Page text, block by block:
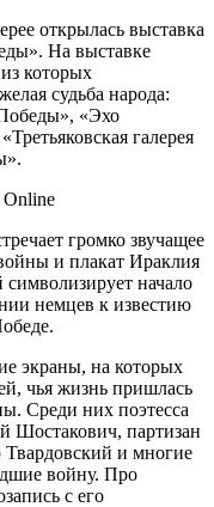
открылась выставка
На выставке
которых
судьба народа:
«Эхо
галерея
громко звучащее
и плакат Ираклия
начало
немцев к известию
экраны, на которых
чья жизнь пришлась
Среди них поэтесса
Шостакович, партизан
и многие
войну. Про
с его